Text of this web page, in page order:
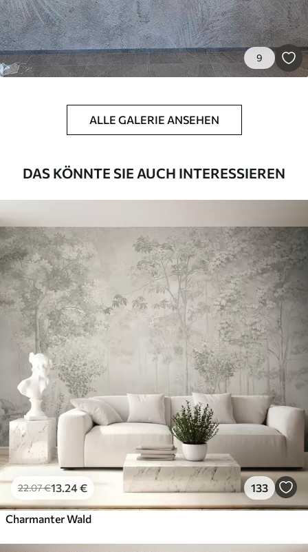
56.6734 .00 /m²
Premium-Vinyl
65 39 /m²
Peel and Stick
/m²
9
ALLE GALERIE ANSEHEN
DAS KÖNNTE SIE AUCH INTERESSIEREN
22.07€13 .24€ 133
Charmanter Wald